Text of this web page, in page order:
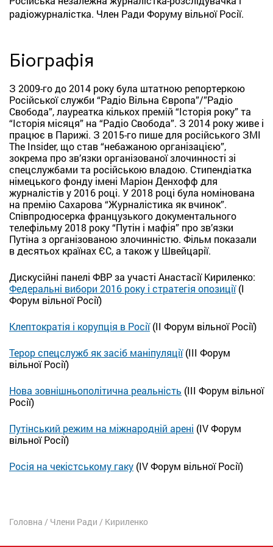
радіожурналістка. Член Ради Форуму вільної Росії.
Біографія
З 2009-го до 2014 року була штатною репортеркою
Російської служби “Радіо Вільна Європа”/”Радіо
Свобода”, лауреатка кількох премій “Історія року” та
“Історія місяця” на “Радіо Свобода”. З 2014 року живе і
працює в Парижі. З 2015-го пише для російського ЗМІ
The Insider, що став “небажаною організацією”,
зокрема про зв’язки організованої злочинності зі
спецслужбами та російською владою. Стипендіатка
німецького фонду імені Маріон Денхофф для
журналістів у 2016 році. У 2018 році була номінована
на премію Сахарова “Журналістика як вчинок”.
Співпродюсерка французького документального
телефільму 2018 року “Путін і мафія” про зв’язки
Путіна з організованою злочинністю. Фільм показали
в десятьох країнах ЄС, а також у Швейцарії.
Дискусійні панелі ФВР за участі Анастасії Кириленко:
Федеральні вибори 2016 року і стратегія опозиції(I
Форум вільної Росії)
Клептократія і корупція в Росії(II Форум вільної Росії)
Терор спецслужб як засіб маніпуляції(III Форум
вільної Росії)
Нова зовнішньополітична реальність (III Форум вільної
Росії)
Путінський режим на міжнародній арені (IV Форум
вільної Росії)
Росія на чекістському гаку (IV Форум вільної Росії)
Головна / Члени Ради / Кириленко